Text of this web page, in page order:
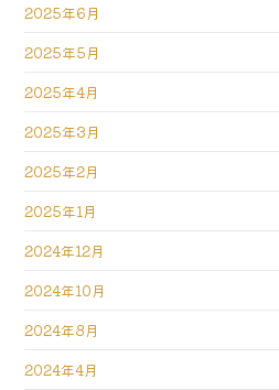
2025年6月
2025年5月
2025年4月
2025年3月
2025年2月
2025年1月
2024年12月
2024年10月
2024年8月
2024年4月